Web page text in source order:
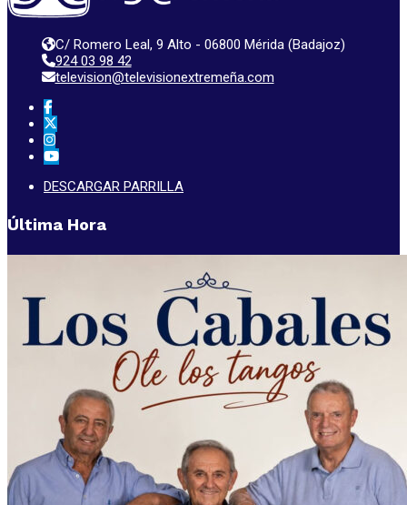
C/ Romero Leal, 9 Alto - 06800 Mérida (Badajoz)
924 03 98 42
television@televisionextremeña.com
DESCARGAR PARRILLA
Última Hora